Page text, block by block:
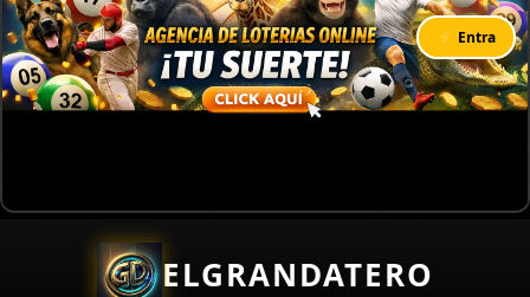
⚡ Entra
ELGRANDATERO